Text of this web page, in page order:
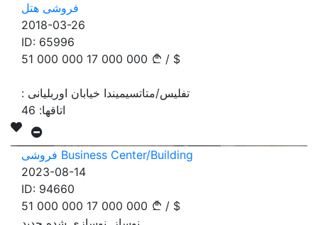
فروشی هتل
2018-03-26
ID: 65996
51 000 000 17 000 000 / $
: تفلیس/متاتسیمیندا خیابان اوربلیانی
اتاقها: 46
فروشی Business Center/Building
2023-08-14
ID: 94660
51 000 000 17 000 000 / $